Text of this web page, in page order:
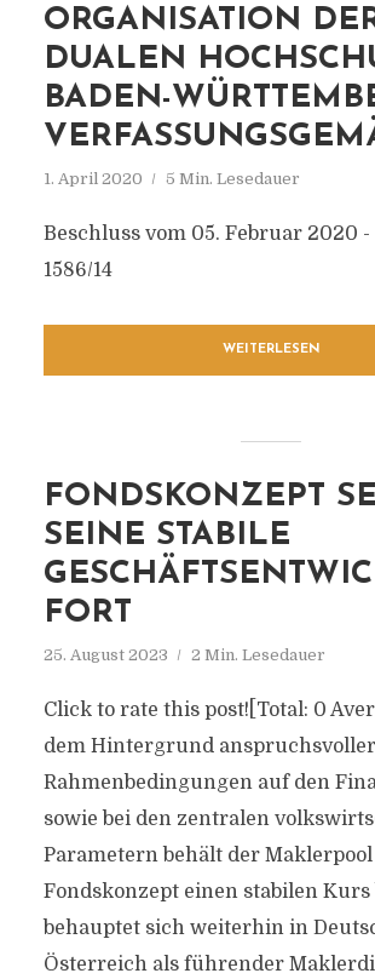
ORGANISATION
DUALEN
BADEN-
1. April 2020 5 Min. Lesedauer
Beschluss vom 05. Februar 2020 -
1586/14
WEITERLESEN
FONDSKONZEPT
SEINE STABILE
FORT
25. August 2023 2 Min. Lesedauer
Click to rate this post![Total: 0
dem Hintergrund anspruchsvoller
Rahmenbedingungen auf den
sowie bei den zentralen
Parametern behält der Maklerpool
Fondskonzept einen stabilen Kurs
behauptet sich weiterhin in
Österreich als führender